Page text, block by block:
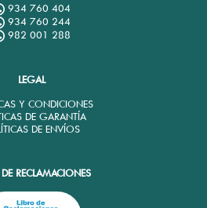
934 760 404
934 760 244
982 001 288
LEGAL
Y CONDICIONES
DE GARANTÍA
DE ENVÍOS
RECLAMACIONES